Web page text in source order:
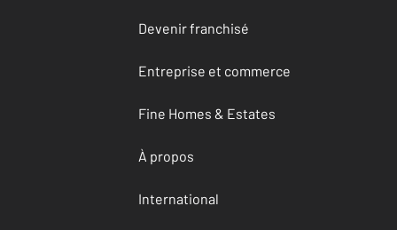
Devenir franchisé
Entreprise et commerce
Fine Homes & Estates
À propos
International